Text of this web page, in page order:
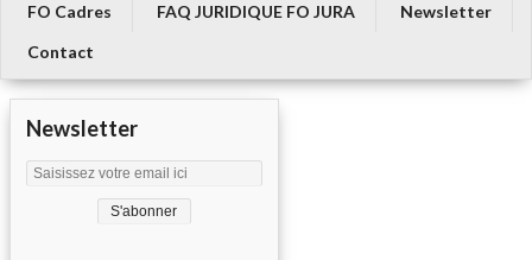
FO Cadres
FAQ JURIDIQUE FO JURA
Newsletter
Contact
Newsletter